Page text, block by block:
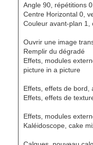
Angle 90, répétitions
Centre Horizontal 0,
Couleur avant-plan 1,
Ouvrir une image
Remplir du dégradé
Effets, modules
picture in a picture
Effets, effets de bord,
Effets, effets de
Effets, modules
Kaléidoscope, cake